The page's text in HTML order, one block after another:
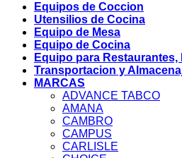
Equipos de Coccion
Utensilios de Cocina
Equipo de Mesa
Equipo de Cocina
Equipo para Restaurantes,
Transportacion y
MARCAS
ADVANCE TABCO
AMANA
CAMBRO
CAMPUS
CARLISLE